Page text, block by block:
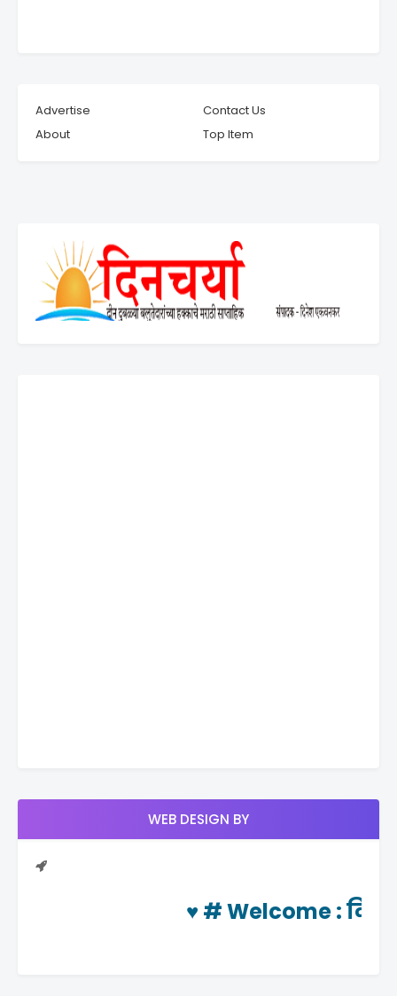
Advertise
Contact Us
About
Top Item
WEB DESIGN BY
Welcome: दिनचर्या